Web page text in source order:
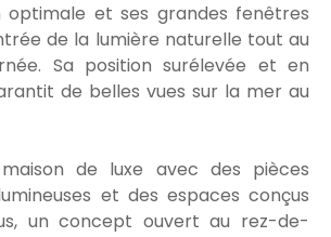
optimale et ses grandes fenêtres
de la lumière naturelle tout au
Sa position surélevée et en
de belles vues sur la mer au
de luxe avec des pièces
et des espaces conçus
un concept ouvert au rez-de-